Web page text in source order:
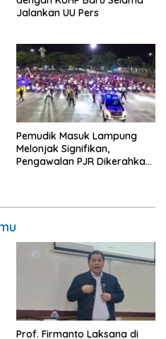
Jalankan UU Pers
Pemudik Masuk Lampung
Melonjak Signifikan,
Pengawalan PJR Dikerahkan,
Prof. Firmanto Laksana di